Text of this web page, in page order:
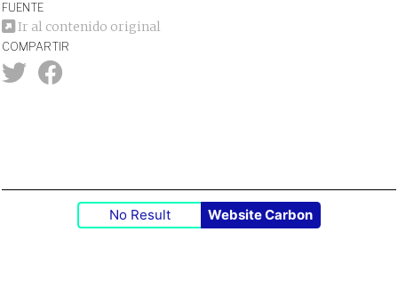
FUENTE
Ir al contenido original
COMPARTIR
No Result Website Carbon